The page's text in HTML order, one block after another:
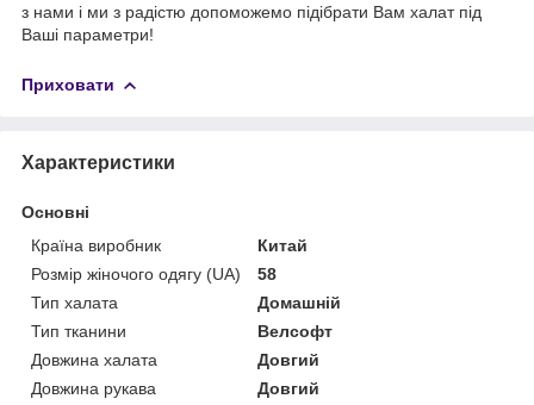
з нами і ми з радістю допоможемо підібрати Вам халат під
Ваші параметри!
Приховати
Характеристики
Основні
Країна виробник
Китай
Розмір жіночого одягу (UA)
58
Тип халата
Домашній
Тип тканини
Велсофт
Довжина халата
Довгий
Довжина рукава
Довгий